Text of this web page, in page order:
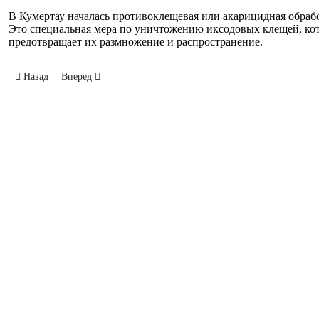
В Кумертау началась противоклещевая или акарицидная
Это специальная мера по уничтожению иксодовых клещей,
предотвращает их размножение и распространение.
Предыдущий: Масштабный субботник в Парке Победы
Назад Следующий: Осторожно, сосульки!
Вперед